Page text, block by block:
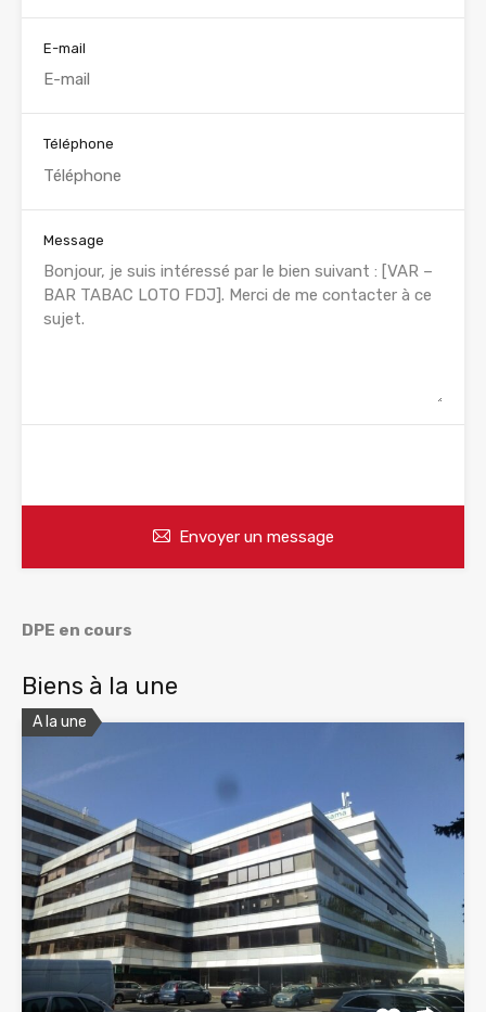
E-mail
Téléphone
Message
Envoyer un message
DPE en cours
Biens à la une
A la une